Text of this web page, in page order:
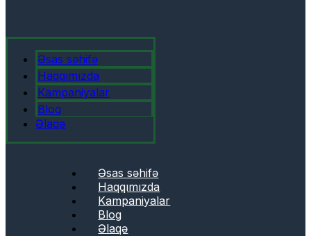
Əsas səhifə
Haqqımızda
Kampaniyalar
Blog
Əlaqə
Əsas səhifə
Haqqımızda
Kampaniyalar
Blog
Əlaqə